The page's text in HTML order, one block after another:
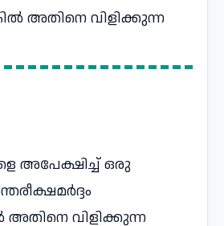
അതിനെ വിളിക്കുന്ന
അപേക്ഷിച്ച് ഒരു
വിളിക്കുന്ന